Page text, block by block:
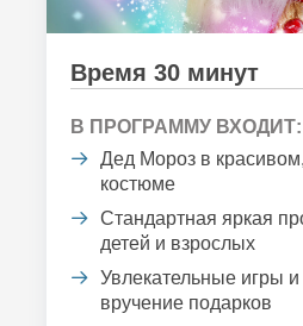
Время 30 минут
В ПРОГРАММУ ВХОДИТ:
Дед Мороз в
костюме
Стандартная яркая
детей и взрослых
Увлекательные игры и
вручение подарков